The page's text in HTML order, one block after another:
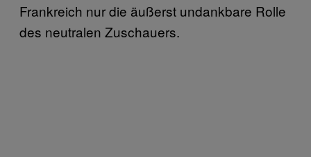
Frankreich nur die äußerst undankbare Rolle
des neutralen Zuschauers.